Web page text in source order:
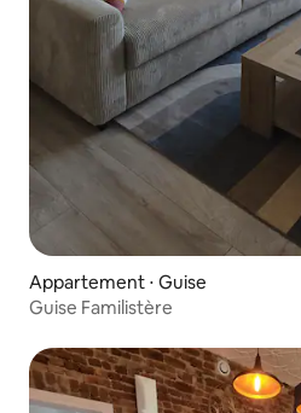
Appartement ⋅ Guise
Guise Familistère